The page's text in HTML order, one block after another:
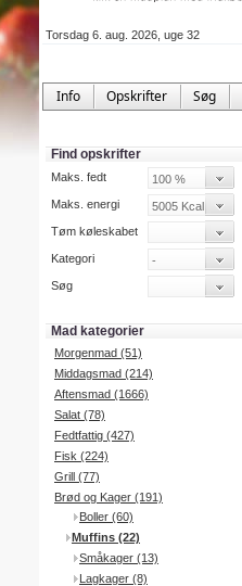
Torsdag 6. aug. 2026, uge 32
Info Opskrifter Søg
Find opskrifter
Maks. fedt
Maks. energi
Tøm køleskabet
Kategori
Søg
Mad kategorier
Morgenmad (51)
Middagsmad (214)
Aftensmad (1666)
Salat (78)
Fedtfattig (427)
Fisk (224)
Grill (77)
Brød og Kager (191)
Boller (60)
Muffins (22)
Småkager (13)
Lagkager (8)